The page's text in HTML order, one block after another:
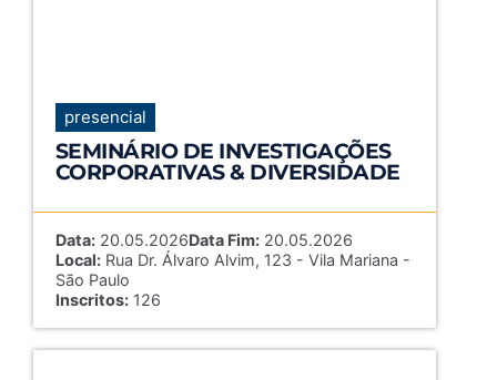
presencial
SEMINÁRIO DE INVESTIGAÇÕES
CORPORATIVAS & DIVERSIDADE
Data:20.05.2026Data Fim:20.05.2026
Local:Rua Dr. Álvaro Alvim, 123 - Vila Mariana -
São Paulo
Inscritos:126